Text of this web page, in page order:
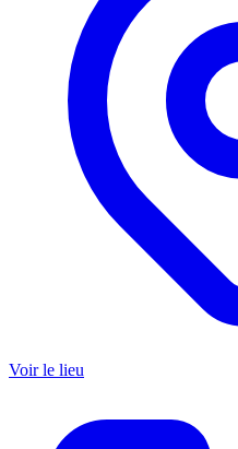
Voir le lieu